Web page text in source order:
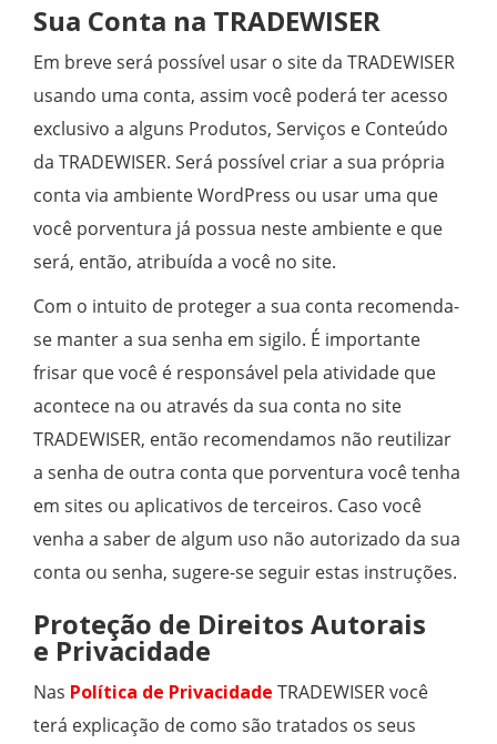
Sua Conta na TRADEWISER
Em breve será possível usar o site da TRADEWISER
usando uma conta, assim você poderá ter acesso
exclusivo a alguns Produtos, Serviços e Conteúdo
da TRADEWISER. Será possível criar a sua própria
conta via ambiente WordPress ou usar uma que
você porventura já possua neste ambiente e que
será, então, atribuída a você no site.
Com o intuito de proteger a sua conta recomenda-
se manter a sua senha em sigilo. É importante
frisar que você é responsável pela atividade que
acontece na ou através da sua conta no site
TRADEWISER, então recomendamos não reutilizar
a senha de outra conta que porventura você tenha
em sites ou aplicativos de terceiros. Caso você
venha a saber de algum uso não autorizado da sua
conta ou senha, sugere-se seguir estas instruções.
Proteção de Direitos Autorais
e Privacidade
Nas Política de Privacidade TRADEWISER você
terá explicação de como são tratados os seus